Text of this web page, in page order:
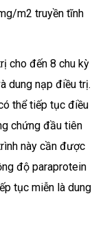
m2 truyền tĩnh
cho đến 8 chu kỳ
dung nạp điều trị.
thể tiếp tục điều
chứng đầu tiên
này cần được
độ paraprotein
tục miễn là dung